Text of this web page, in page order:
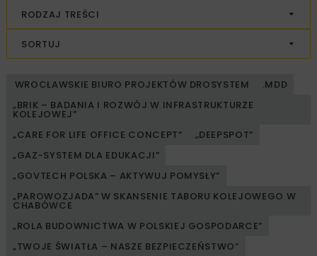
RODZAJ TREŚCI
SORTUJ
WROCŁAWSKIE BIURO PROJEKTÓW DROSYSTEM
.MDD
„BRIK – BADANIA I ROZWÓJ W INFRASTRUKTURZE
KOLEJOWEJ”
„CARE FOR LIFE OFFICE CONCEPT”
„DEEPSPOT”
„GAZ-SYSTEM DLA EDUKACJI”
„GOVTECH POLSKA – AKTYWUJ POMYSŁY”
„PAROWOZJADA” W SKANSENIE TABORU KOLEJOWEGO W
CHABÓWCE
„ROLA BUDOWNICTWA W POLSKIEJ GOSPODARCE”
„TWOJE ŚWIATŁA – NASZE BEZPIECZEŃSTWO”